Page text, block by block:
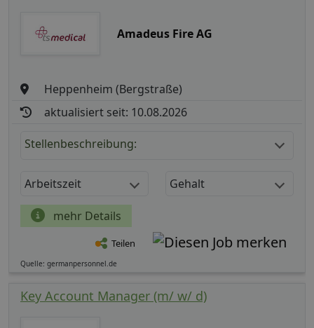
Amadeus Fire AG
Heppenheim (Bergstraße)
aktualisiert seit: 10.08.2026
Stellenbeschreibung:
Arbeitszeit Gehalt
mehr Details
Teilen
Quelle: germanpersonnel.de
Key Account Manager (m/ w/ d)